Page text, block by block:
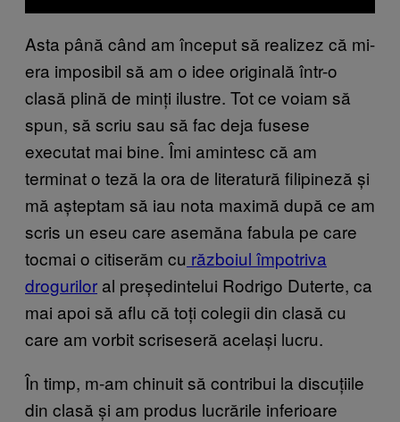
Asta până când am început să realizez că mi-
era imposibil să am o idee originală într-o
clasă plină de minți ilustre. Tot ce voiam să
spun, să scriu sau să fac deja fusese
executat mai bine. Îmi amintesc că am
terminat o teză la ora de literatură filipineză și
mă așteptam să iau nota maximă după ce am
scris un eseu care asemăna fabula pe care
tocmai o citiserăm cu războiul împotriva
drogurilor al președintelui Rodrigo Duterte, ca
mai apoi să aflu că toți colegii din clasă cu
care am vorbit scriseseră același lucru.
În timp, m-am chinuit să contribui la discuțiile
din clasă și am produs lucrările inferioare